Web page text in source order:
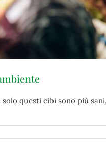
questi cibi sono più